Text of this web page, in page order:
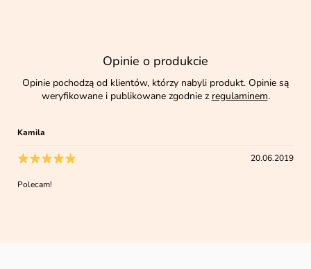
Opinie o produkcie
Opinie pochodzą od klientów, którzy nabyli produkt. Opinie są
weryfikowane i publikowane zgodnie z regulaminem.
Kamila
20.06.2019
Polecam!